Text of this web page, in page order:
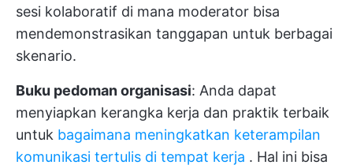
sesi kolaboratif di mana moderator bisa
mendemonstrasikan tanggapan untuk berbagai
skenario.
Buku pedoman organisasi: Anda dapat
menyiapkan kerangka kerja dan praktik terbaik
untuk bagaimana meningkatkan keterampilan
komunikasi tertulis di tempat kerja . Hal ini bisa